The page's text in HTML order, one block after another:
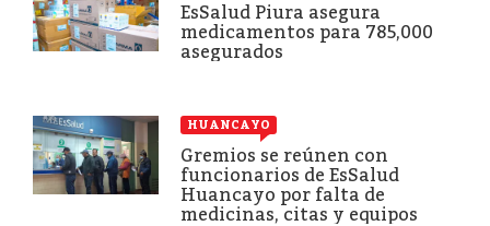
EsSalud Piura asegura
medicamentos para 785,000
asegurados
HUANCAYO
Gremios se reúnen con
funcionarios de EsSalud
Huancayo por falta de
medicinas, citas y equipos